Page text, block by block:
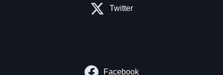
Twitter
Facebook